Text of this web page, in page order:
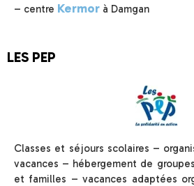
– centre Kermor à Damgan
LES PEP
Classes et séjours scolaires –
vacances – hébergement de
et familles – vacances adaptées